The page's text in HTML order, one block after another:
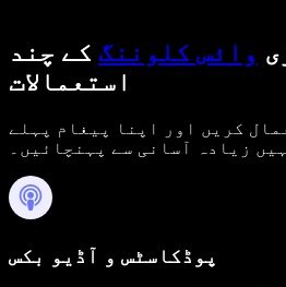
وائس کلوننگ کے چند
استعمالات
کریں اور اپنا پیغام پہلے
زیادہ آسانی سے پہنچائیں۔
پوڈکاسٹس و آڈیو بکس